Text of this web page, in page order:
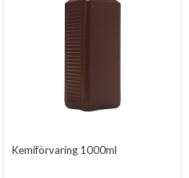
Kemiförvaring 1000ml